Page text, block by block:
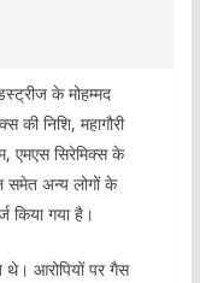
के मोहम्मद
की निशि, महागौरी
एमएस सिरेमिक्स के
अन्य लोगों के
किया गया है।
थे। आरोपियों पर गैस